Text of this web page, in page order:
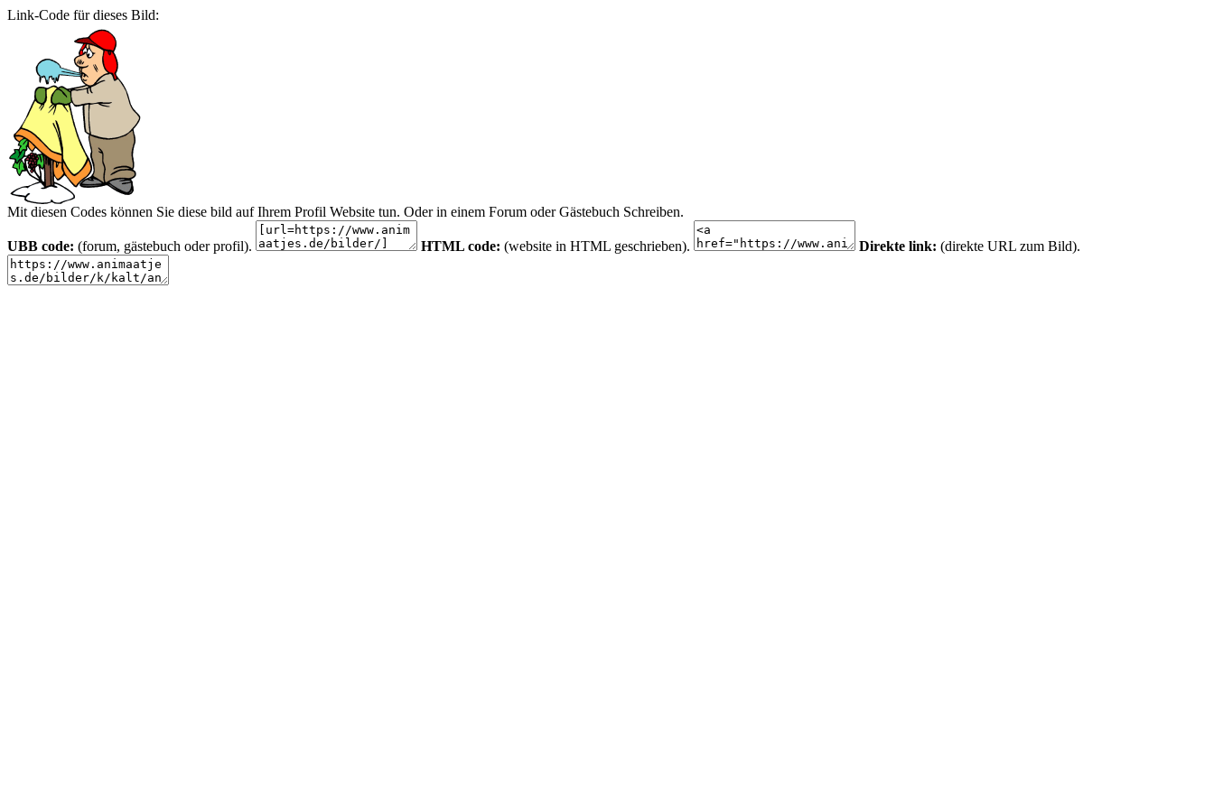
Link-Code für dieses Bild:
Mit diesen Codes können Sie diese bild auf Ihrem Profil Website tun. Oder in einem Forum oder Gästebuch Schreiben.
UBB code: (forum, gästebuch oder profil). HTML code: (website in HTML geschrieben). Direkte link: (direkte URL zum Bild).